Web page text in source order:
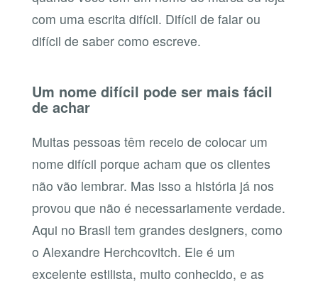
com uma escrita difícil. Difícil de falar ou
difícil de saber como escreve.
Um nome difícil pode ser mais fácil
de achar
Muitas pessoas têm receio de colocar um
nome difícil porque acham que os clientes
não vão lembrar. Mas isso a história já nos
provou que não é necessariamente verdade.
Aqui no Brasil tem grandes designers, como
o Alexandre Herchcovitch. Ele é um
excelente estilista, muito conhecido, e as